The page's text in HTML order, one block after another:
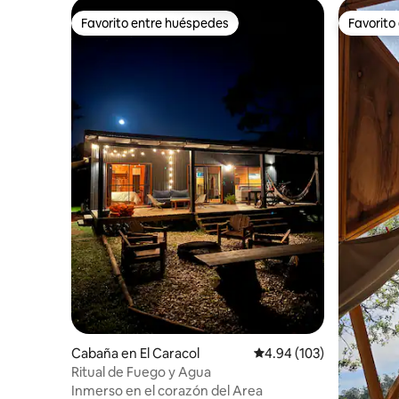
Favorito entre huéspedes
Favorito entre huéspedes
Cabaña en El Caracol Calificación promedio:
4.94 (103)
Ritual de Fuego y Agua
Inmerso en el corazón del Area